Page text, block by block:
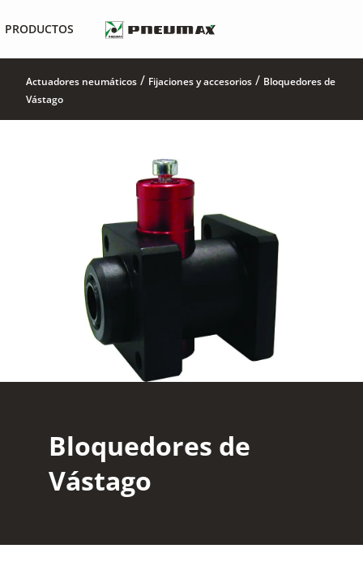
PRODUCTOS
Actuadores neumáticos / Fijaciones y accesorios / Bloquedores de
Vástago
Bloquedores de
Vástago